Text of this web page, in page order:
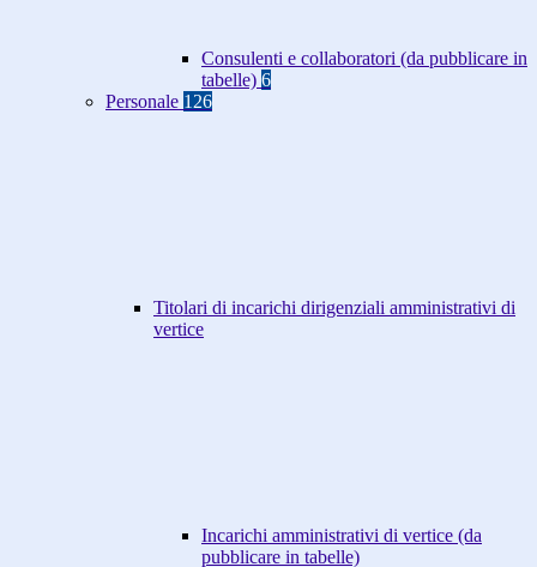
Consulenti e collaboratori (da pubblicare in
tabelle) 6
Personale 126
Titolari di incarichi dirigenziali amministrativi di
vertice
Incarichi amministrativi di vertice (da
pubblicare in tabelle)